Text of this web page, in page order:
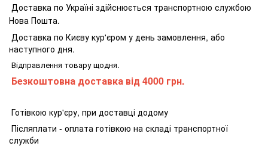
Доставка по Україні здійснюється транспортною службою
Нова Пошта.
Доставка по Києву кур'єром у день замовлення, або
наступного дня.
Відправлення товару щодня.
Безкоштовна доставка від 4000 грн.
Готівкою кур'єру, при доставці додому
Післяплати - оплата готівкою на складі транспортної
служби